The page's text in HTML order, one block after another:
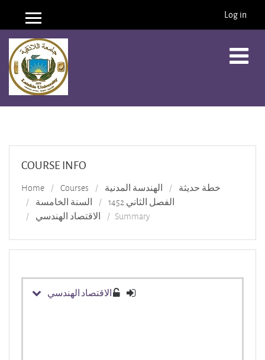
Skip to main content
Side panel Log in
COURSE INFO
Home Courses الهندسة المدنية
خطة حديثة
السنة الخامسة
الفصل الثاني 1452
الاقتصاد الهندسي
Summary
الاقتصاد الهندسي